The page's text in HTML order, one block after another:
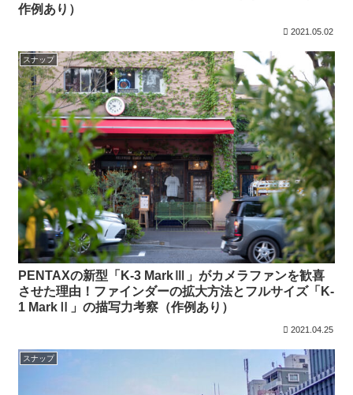
作例あり）
2021.05.02
スナップ
PENTAXの新型「K-3 MarkⅢ」がカメラファンを歓喜
させた理由！ファインダーの拡大方法とフルサイズ「K-
1 MarkⅡ」の描写力考察（作例あり）
2021.04.25
スナップ